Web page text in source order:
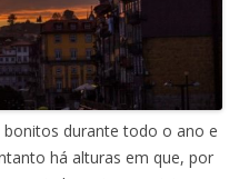
durante todo o ano e
há alturas em que, por